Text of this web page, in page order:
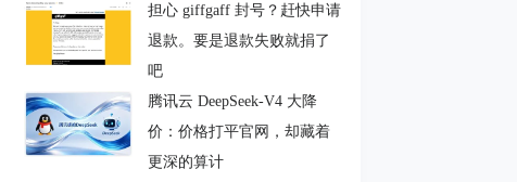
担心 giffgaff 封号？赶快申请
退款。要是退款失败就捐了
吧
腾讯云 DeepSeek-V4 大降
价：价格打平官网，却藏着
更深的算计